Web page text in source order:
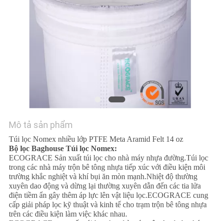
BÁO
GIÁ
SƠ
ĐỒ
TRANG
Mô tả sản phẩm
Túi lọc Nomex nhiều lớp PTFE Meta Aramid Felt 14 oz
Bộ lọc Baghouse Túi lọc Nomex:
ECOGRACE Sản xuất túi lọc cho nhà máy nhựa đường.Túi lọc
trong các nhà máy trộn bê tông nhựa tiếp xúc với điều kiện môi
trường khắc nghiệt và khí bụi ăn mòn mạnh.Nhiệt độ thường
xuyên dao động và dừng lại thường xuyên dẫn đến các tia lửa
điện tiềm ẩn gây thêm áp lực lên vật liệu lọc.ECOGRACE cung
cấp giải pháp lọc kỹ thuật và kinh tế cho trạm trộn bê tông nhựa
trên các điều kiện làm việc khác nhau.